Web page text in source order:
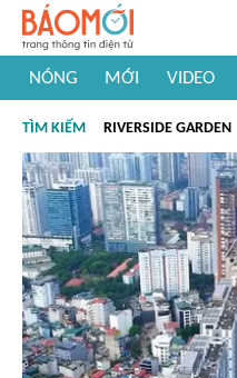
NÓNG MỚI VIDEO
#Khám phá thế giới
TÌM KIẾM RIVERSIDE GARDEN